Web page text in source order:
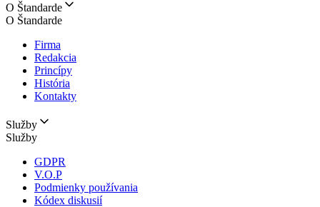
O Štandarde
O Štandarde
Firma
Redakcia
Princípy
História
Kontakty
Služby
Služby
GDPR
V.O.P
Podmienky používania
Kódex diskusií